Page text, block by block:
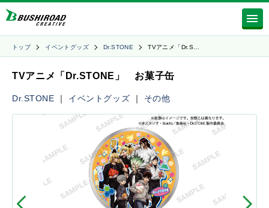
トップ イベントグッズ Dr.STONE TVアニメ「Dr.S…
TVアニメ「Dr.STONE」 お菓子缶
Dr.STONE ｜ イベントグッズ ｜ その他